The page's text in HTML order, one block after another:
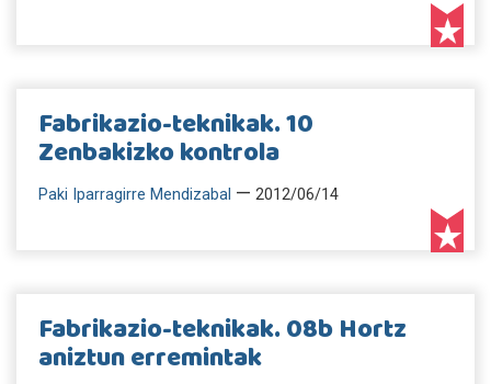
Fabrikazio-teknikak. 10
Zenbakizko kontrola
Paki Iparragirre Mendizabal — 2012/06/14
Fabrikazio-teknikak. 08b Hortz
aniztun erremintak